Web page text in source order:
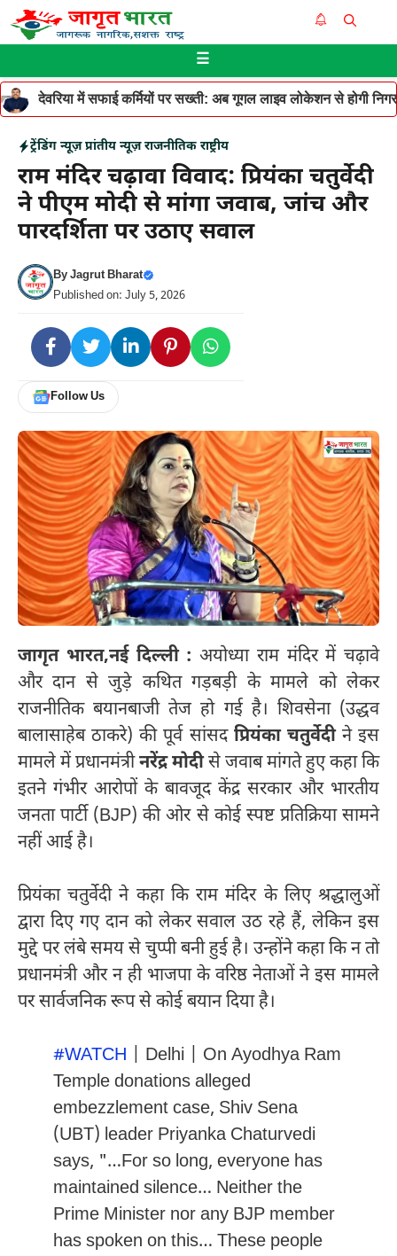
Skip
to
☰
देवरिया में सफाई कर्मियों पर सख्ती: अब गूगल लाइव लोकेशन से होगी
ट्रेंडिंग न्यूज़ प्रांतीय न्यूज़ राजनीतिक राष्ट्रीय
राम मंदिर चढ़ावा विवाद: प्रियंका चतुर्वेदी
ने पीएम मोदी से मांगा जवाब, जांच और
पारदर्शिता पर उठाए सवाल
ByJagrut Bharat
Published on: July 5, 2026
Follow Us
जागृत भारत,नई दिल्ली : अयोध्या राम मंदिर में चढ़ावे
और दान से जुड़े कथित गड़बड़ी के मामले को लेकर
राजनीतिक बयानबाजी तेज हो गई है। शिवसेना (उद्धव
बालासाहेब ठाकरे) की पूर्व सांसद प्रियंका चतुर्वेदीने इस
मामले में प्रधानमंत्रीनरेंद्र मोदीसे जवाब मांगते हुए कहा कि
इतने गंभीर आरोपों के बावजूद केंद्र सरकार और भारतीय
जनता पार्टी (BJP) की ओर से कोई स्पष्ट प्रतिक्रिया सामने
नहीं आई है।
प्रियंका चतुर्वेदी ने कहा कि राम मंदिर के लिए श्रद्धालुओं
द्वारा दिए गए दान को लेकर सवाल उठ रहे हैं, लेकिन इस
मुद्दे पर लंबे समय से चुप्पी बनी हुई है। उन्होंने कहा कि न तो
प्रधानमंत्री और न ही भाजपा के वरिष्ठ नेताओं ने इस मामले
पर सार्वजनिक रूप से कोई बयान दिया है।
#WATCH | Delhi | On Ayodhya Ram
Temple donations alleged
embezzlement case, Shiv Sena
(UBT) leader Priyanka Chaturvedi
says, "…For so long, everyone has
maintained silence… Neither the
Prime Minister nor any BJP member
has spoken on this… These people